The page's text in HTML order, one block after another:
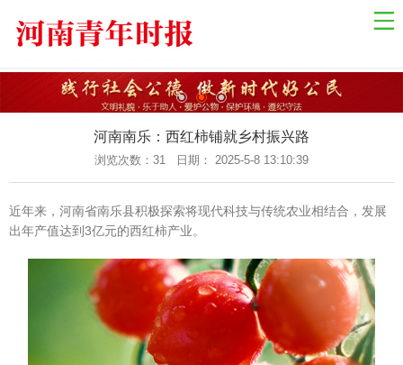
网站导航
国际资讯
金融观察
关于我们
河南南乐：西红柿铺就乡村振兴路
浏览次数： 31 日期： 2025-5-8 13:10:39
近年来，河南省南乐县积极探索将现代科技与传统农业相结合，发展
出年产值达到3亿元的西红柿产业。